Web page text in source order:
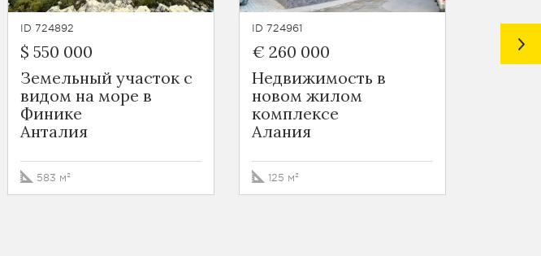
ID 724892
$ 550 000
Земельный участок с
видом на море в
Финике
Анталия
583 м²
ID 724961
€ 260 000
Недвижимость в
новом жилом
комплексе
Алания
125 м²
ID 724963
€ 55